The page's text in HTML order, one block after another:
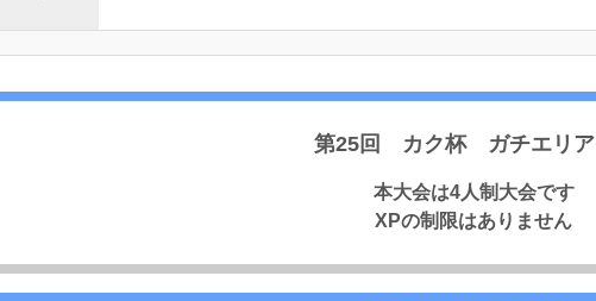
第25回 カク杯 ガチエリア
本大会は4人制大会です
XPの制限はありません